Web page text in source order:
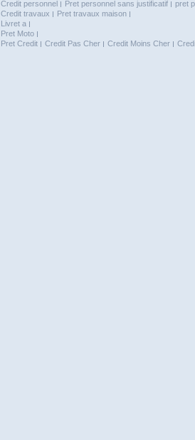
Credit personnel Pret personnel sans justificatif
pret
Credit travaux
Pret travaux maison
Livret a
Pret Moto
Pret Credit Credit Pas Cher Credit Moins Cher